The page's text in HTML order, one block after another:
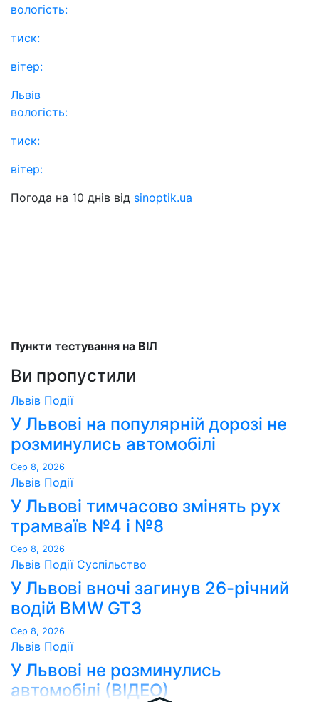
вологість:
тиск:
вітер:
Львів
вологість:
тиск:
вітер:
Погода на 10 днів від sinoptik.ua
Пункти тестування на ВІЛ
Ви пропустили
Львів Події
У Львові на популярній дорозі не
розминулись автомобілі
Сер 8, 2026
Львів Події
У Львові тимчасово змінять рух
трамваїв №4 і №8
Сер 8, 2026
Львів Події Суспільство
У Львові вночі загинув 26-річний
водій BMW GT3
Сер 8, 2026
Львів Події
У Львові не розминулись
автомобілі (ВІДЕО)